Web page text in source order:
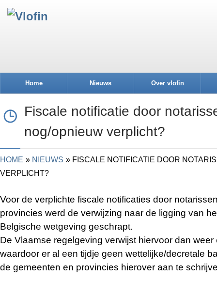
Home Nieuws Over vlofin
Fiscale notificatie door
nog/opnieuw verplicht?
HOME NIEUWS
FISCALE NOTIFICATIE DOOR
VERPLICHT?
Voor de verplichte fiscale notificaties door
provincies werd de verwijzing naar de ligging van
Belgische wetgeving geschrapt.
De Vlaamse regelgeving verwijst hiervoor dan weer
waardoor er al een tijdje geen wettelijke/decretale
de gemeenten en provincies hierover aan te